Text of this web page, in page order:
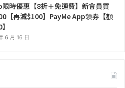
時優惠【8折＋免運費】新會員買
【再減$100】PayMe App領券【額
6 月 16 日